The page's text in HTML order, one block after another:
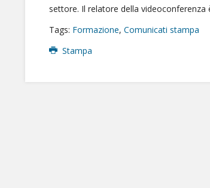
settore. Il relatore della
Tags: Formazione, Comunicati stampa
Stampa